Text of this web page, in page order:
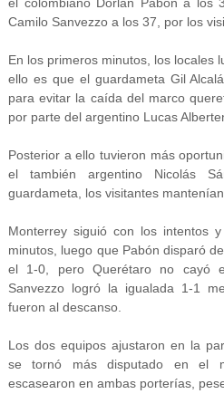
Camilo Sanvezzo a los 37, por los
En los primeros minutos, los locales
ello es que el guardameta Gil
para evitar la caída del marco
por parte del argentino Lucas
Posterior a ello tuvieron más
el también argentino Nicolás
guardameta, los visitantes
Monterrey siguió con los intentos
minutos, luego que Pabón disparó
el 1-0, pero Querétaro no cayó
Sanvezzo logró la igualada 1-1
fueron al descanso.
Los dos equipos ajustaron en la
se tornó más disputado en el
escasearon en ambas porterías,